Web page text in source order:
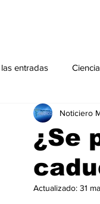
entradas
Actualidad Salud
Endocrinología
¿Se
Noticiero
Actualizado: 31